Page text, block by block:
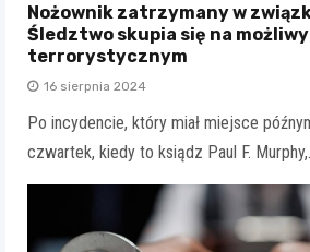
Nożownik zatrzymany w
Śledztwo skupia się na
terrorystycznym
16 sierpnia 2024
Po incydencie, który miał miejsce
czwartek, kiedy to ksiądz Paul F. Murphy,…